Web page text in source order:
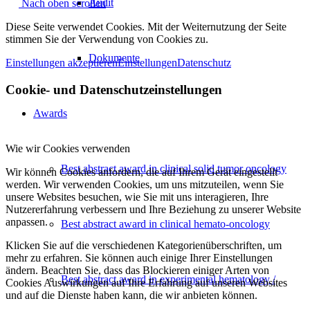
Audit
Dokumente
Awards
Best abstract award in clinical solid tumor oncology
Best abstract award in clinical hemato-oncology
Best abstract award in experimental hematology /
Nach oben scrollen
Diese Seite verwendet Cookies. Mit der Weiternutzung der Seite
stimmen Sie der Verwendung von Cookies zu.
Einstellungen akzeptierenEinstellungenDatenschutz
Cookie- und Datenschutzeinstellungen
Wie wir Cookies verwenden
Wir können Cookies anfordern, die auf Ihrem Gerät eingestellt
werden. Wir verwenden Cookies, um uns mitzuteilen, wenn Sie
unsere Websites besuchen, wie Sie mit uns interagieren, Ihre
Nutzererfahrung verbessern und Ihre Beziehung zu unserer Website
anpassen.
Klicken Sie auf die verschiedenen Kategorienüberschriften, um
mehr zu erfahren. Sie können auch einige Ihrer Einstellungen
ändern. Beachten Sie, dass das Blockieren einiger Arten von
Cookies Auswirkungen auf Ihre Erfahrung auf unseren Websites
und auf die Dienste haben kann, die wir anbieten können.